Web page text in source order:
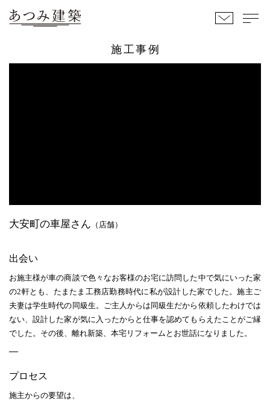
施工事例
大安町の車屋さん （店舗）
出会い
お施主様が車の商談で色々なお客様のお宅に訪問した中で気にいった家
の2軒とも、たまたま工務店勤務時代に私が設計した家でした。施主ご
夫妻は学生時代の同級生。ご主人からは同級生だから依頼したわけでは
ない、設計した家が気に入ったからと仕事を認めてもらえたことがご縁
でした。その後、離れ新築、本宅リフォームとお世話になりました。
プロセス
施主からの要望は、